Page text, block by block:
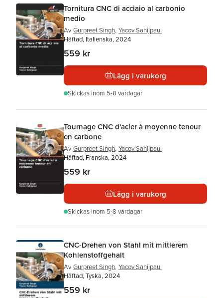
Tornitura CNC di acciaio al carbonio
medio
Av Gurpreet Singh, Yacov Sahijpaul
Häftad, Italienska, 2024
559 kr
Lägg i varukorg
Skickas inom 5-8 vardagar
Tournage CNC d'acier à moyenne teneur
en carbone
Av Gurpreet Singh, Yacov Sahijpaul
Häftad, Franska, 2024
559 kr
Lägg i varukorg
Skickas inom 5-8 vardagar
CNC-Drehen von Stahl mit mittlerem
Kohlenstoffgehalt
Av Gurpreet Singh, Yacov Sahijpaul
Häftad, Tyska, 2024
559 kr